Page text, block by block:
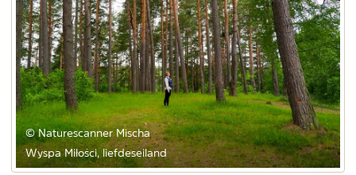
© Naturescanner Mischa
Wyspa Miłości, liefdeseiland